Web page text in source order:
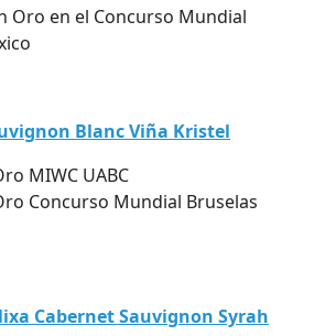
Oro en el Concurso Mundial
Blanc Viña Kristel
MIWC UABC
Concurso Mundial Bruselas
Cabernet Sauvignon Syrah